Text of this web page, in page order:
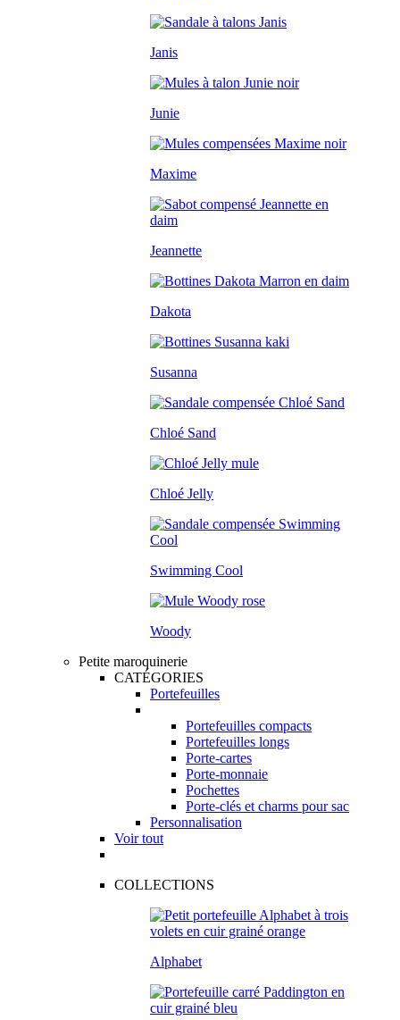
Janis
Junie
Maxime
Jeannette
Dakota
Susanna
Chloé Sand
Chloé Jelly
Swimming Cool
Woody
Petite maroquinerie
CATÉGORIES
Portefeuilles
Portefeuilles compacts
Portefeuilles longs
Porte-cartes
Porte-monnaie
Pochettes
Porte-clés et charms pour sac
Personnalisation
Voir tout
COLLECTIONS
Alphabet